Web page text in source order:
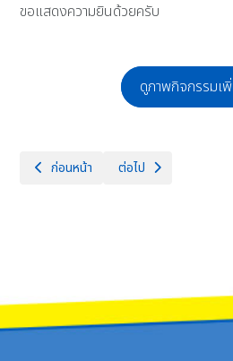
ขอแสดงความยินด้วยครับ
ดูภาพกิจกรรมเ
เนื้อหาก่อนหน้า: โรงเรียนจักรคำคณาท
ก่อนหน้า เนื้อหาถัดไป: “ลูกจักร
ต่อไป